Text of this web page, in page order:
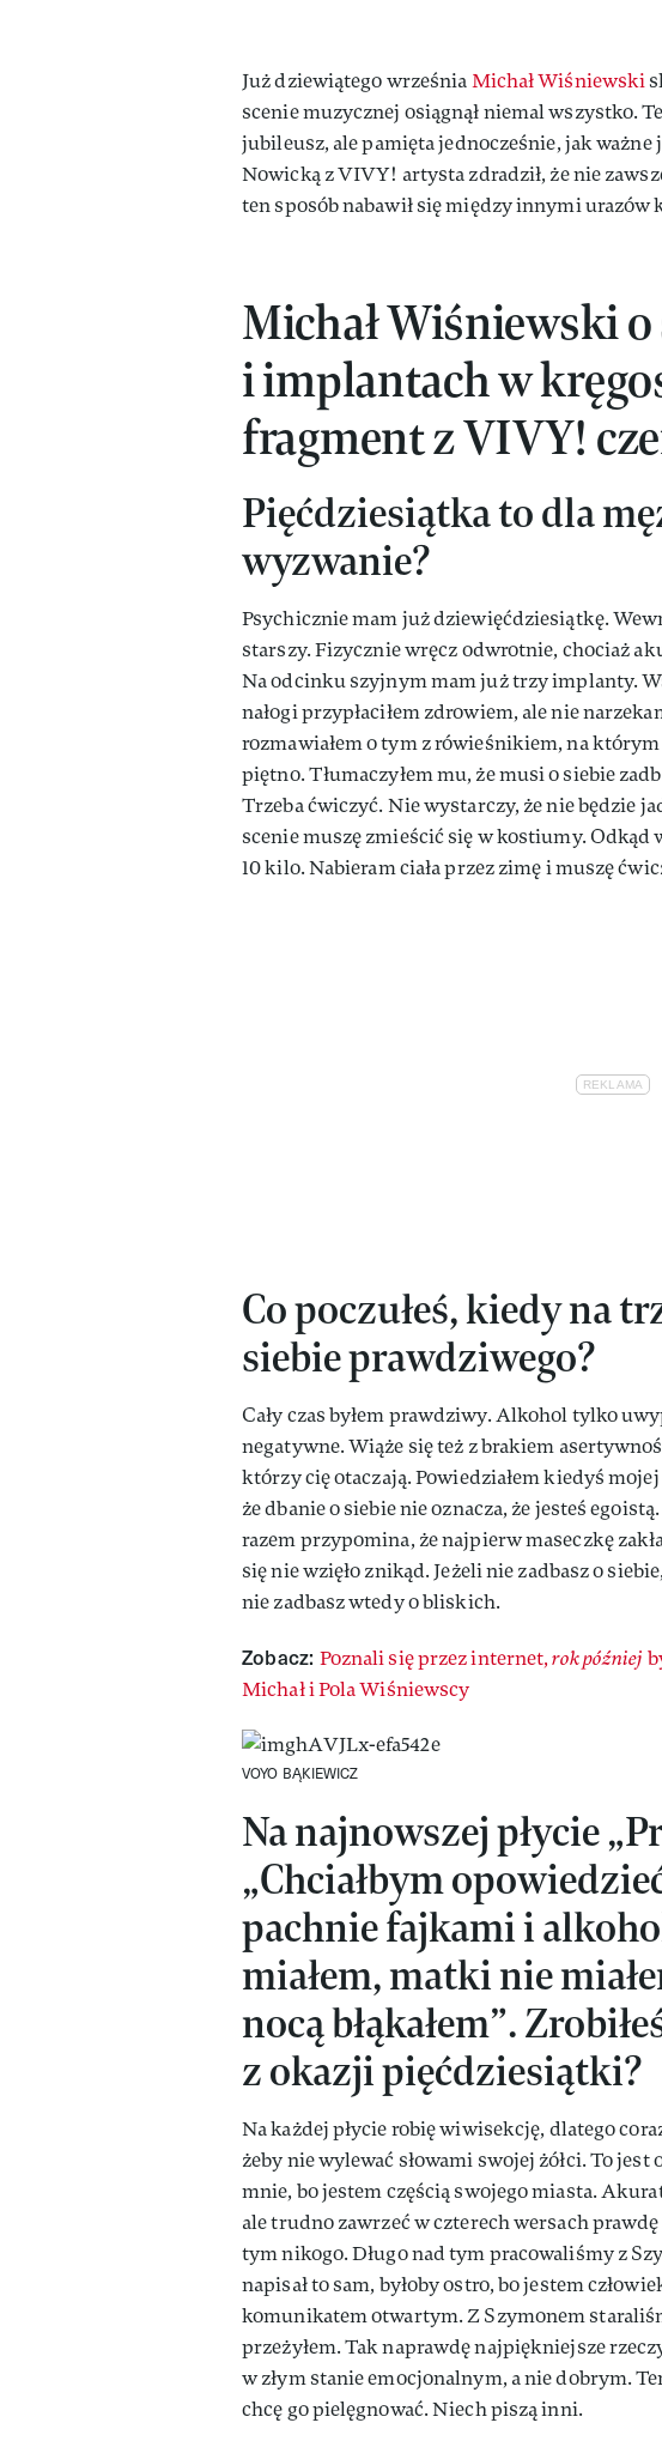
Już dziewiątego wrześniaMichał Wiśniewski
scenie muzycznej osiągnął niemal wszystko.
jubileusz, ale pamięta jednocześnie, jak
Nowicką z VIVY! artysta zdradził, że nie
ten sposób nabawił się między innymi urazów
Michał Wiśniewski
i implantach w
fragment z VIVY!
Pięćdziesiątka to dla
wyzwanie?
Psychicznie mam już dziewięćdziesiątkę.
starszy. Fizycznie wręcz odwrotnie, chociaż
Na odcinku szyjnym mam już trzy implanty.
nałogi przypłaciłem zdrowiem, ale nie
rozmawiałem o tym z rówieśnikiem, na
piętno. Tłumaczyłem mu, że musi o siebie
Trzeba ćwiczyć. Nie wystarczy, że nie będzie
scenie muszę zmieścić się w kostiumy. Odkąd
10 kilo. Nabieram ciała przez zimę i muszę
Co poczułeś, kiedy na
siebie prawdziwego?
Cały czas byłem prawdziwy. Alkohol tylko
negatywne. Wiąże się też z brakiem
którzy cię otaczają. Powiedziałem kiedyś
że dbanie o siebie nie oznacza, że jesteś
razem przypomina, że najpierw maseczkę
się nie wzięło znikąd. Jeżeli nie zadbasz o
nie zadbasz wtedy o bliskich.
Zobacz: Poznali się przez internet,rok później
Michał i Pola Wiśniewscy
VOYO BĄKIEWICZ
Na najnowszej płycie
„Chciałbym
pachnie fajkami i
miałem, matki nie
nocą błąkałem”.
z okazji pięćdziesiątki?
Na każdej płycie robię wiwisekcję, dlatego
żeby nie wylewać słowami swojej żółci. To
mnie, bo jestem częścią swojego miasta.
ale trudno zawrzeć w czterech wersach
tym nikogo. Długo nad tym pracowaliśmy z
napisał to sam, byłoby ostro, bo jestem
komunikatem otwartym. Z Szymonem
przeżyłem. Tak naprawdę najpiękniejsze
w złym stanie emocjonalnym, a nie dobrym.
chcę go pielęgnować. Niech piszą inni.